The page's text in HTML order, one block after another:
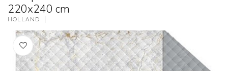
220x240 cm
HOLLAND